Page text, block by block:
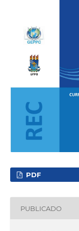
PDF
PUBLICADO